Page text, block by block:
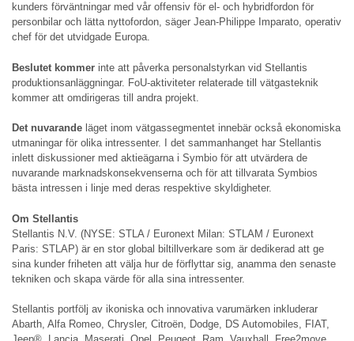
kunders förväntningar med vår offensiv för el- och hybridfordon för
personbilar och lätta nyttofordon, säger Jean-Philippe Imparato, operativ
chef för det utvidgade Europa.
Beslutet kommer inte att påverka personalstyrkan vid Stellantis
produktionsanläggningar. FoU-aktiviteter relaterade till vätgasteknik
kommer att omdirigeras till andra projekt.
Det nuvarande läget inom vätgassegmentet innebär också ekonomiska
utmaningar för olika intressenter. I det sammanhanget har Stellantis
inlett diskussioner med aktieägarna i Symbio för att utvärdera de
nuvarande marknadskonsekvenserna och för att tillvarata Symbios
bästa intressen i linje med deras respektive skyldigheter.
Om Stellantis
Stellantis N.V. (NYSE: STLA / Euronext Milan: STLAM / Euronext
Paris: STLAP) är en stor global biltillverkare som är dedikerad att ge
sina kunder friheten att välja hur de förflyttar sig, anamma den senaste
tekniken och skapa värde för alla sina intressenter.
Stellantis portfölj av ikoniska och innovativa varumärken inkluderar
Abarth, Alfa Romeo, Chrysler, Citroën, Dodge, DS Automobiles, FIAT,